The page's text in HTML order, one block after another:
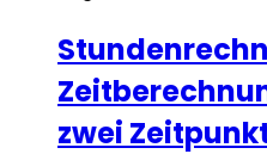
zwei